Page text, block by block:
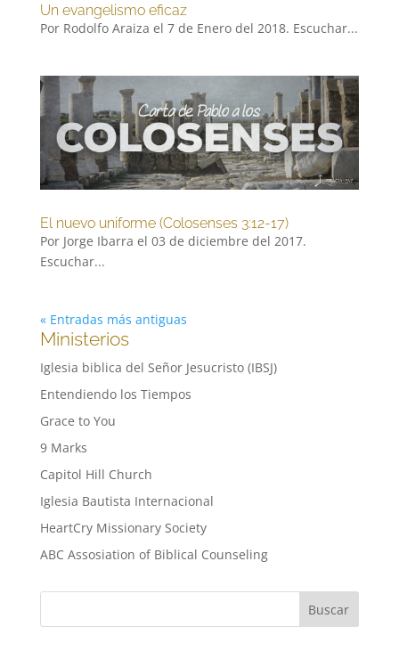
Un evangelismo eficaz
Por Rodolfo Araiza el 7 de Enero del 2018. Escuchar...
El nuevo uniforme (Colosenses 3:12-17)
Por Jorge Ibarra el 03 de diciembre del 2017.
Escuchar...
« Entradas más antiguas
Ministerios
Iglesia biblica del Señor Jesucristo (IBSJ)
Entendiendo los Tiempos
Grace to You
9 Marks
Capitol Hill Church
Iglesia Bautista Internacional
HeartCry Missionary Society
ABC Assosiation of Biblical Counseling